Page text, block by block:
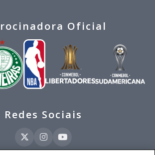
Oficial
Redes Sociais